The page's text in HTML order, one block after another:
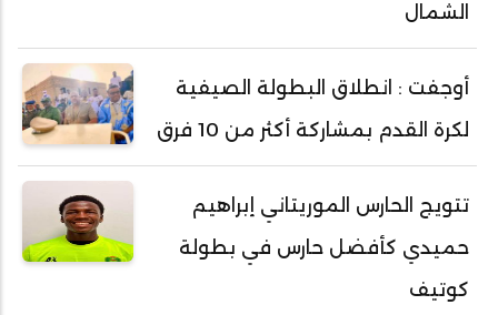
الشمال
أوجفت : انطلاق البطولة الصيفية
لكرة القدم بمشاركة أكثر من 10 فرق
تتويج الحارس الموريتاني إبراهيم
حميدي كأفضل حارس في بطولة
كوتيف